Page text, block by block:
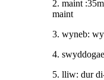
2. maint
maint
3. wyneb:
4.
5. lliw: dur